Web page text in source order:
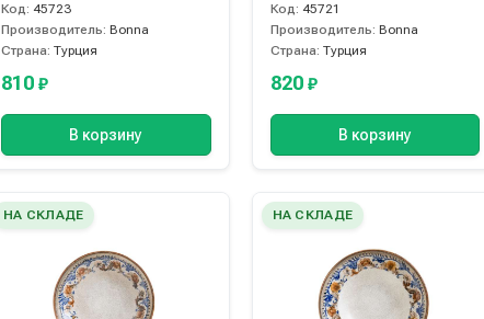
Код: 45723
Производитель: Bonna
Страна: Турция
810 ₽
В корзину
Код: 45721
Производитель: Bonna
Страна: Турция
820 ₽
В корзину
НА СКЛАДЕ НА СКЛАДЕ